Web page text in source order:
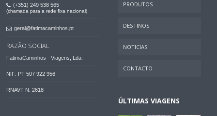
(+351) 249 538 565
(chamada para a rede fixa nacional)
geral@fatimacaminhos.pt
RAZÃO SOCIAL
FatimaCaminhos - Viagens, Lda.
NIF: PT 507 922 956
RNAVT N. 2618
PRODUTOS
DESTINOS
NOTICIAS
CONTACTO
ÚLTIMAS VIAGENS